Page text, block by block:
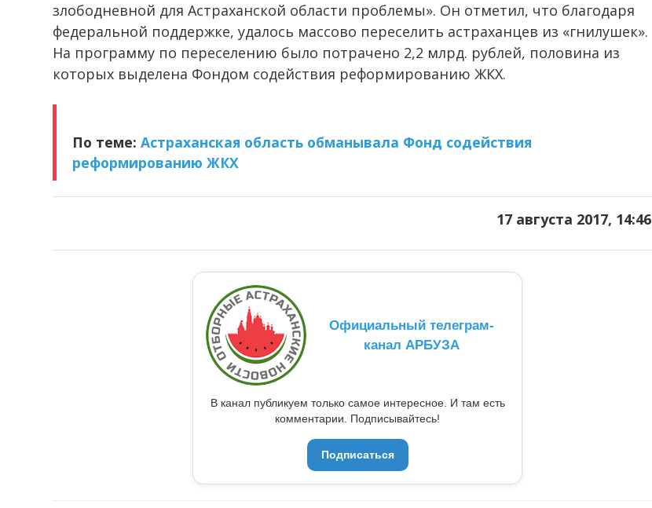
злободневной для Астраханской области проблемы». Он отметил, что благодаря
федеральной поддержке, удалось массово переселить астраханцев из «гнилушек».
На программу по переселению было потрачено 2,2 млрд. рублей, половина из
которых выделена Фондом содействия реформированию ЖКХ.
По теме: Астраханская область обманывала Фонд содействия
реформированию ЖКХ
17 августа 2017, 14:46
Официальный телеграм-
канал АРБУЗА
В канал публикуем только самое интересное. И там есть
комментарии. Подписывайтесь!
Подписаться